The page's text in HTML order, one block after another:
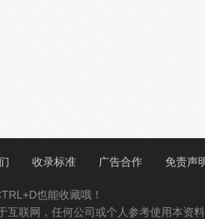
收录标准 广告合作 免责声
也能收藏哦！
互联网，任何公司或个人参考使用本